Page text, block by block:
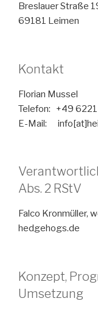
Breslauer Straße
69181 Leimen
Kontakt
Florian Mussel
Telefon: +49
E-Mail:
Abs. 2 RStV
Falco Kronmüller,
hedgehogs.de
Konzept,
Umsetzung